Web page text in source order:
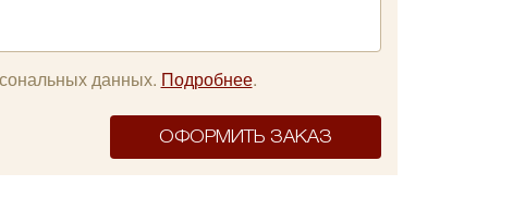
данных. Подробнее.
ОФОРМИТЬ ЗАКАЗ